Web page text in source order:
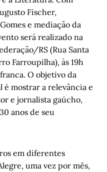
Fischer,
e mediação da
será realizado na
RS (Rua Santa
Farroupilha), às 19h
O objetivo da
é mostrar a relevância e
e jornalista gaúcho,
anos de seu
em diferentes
uma vez por mês,